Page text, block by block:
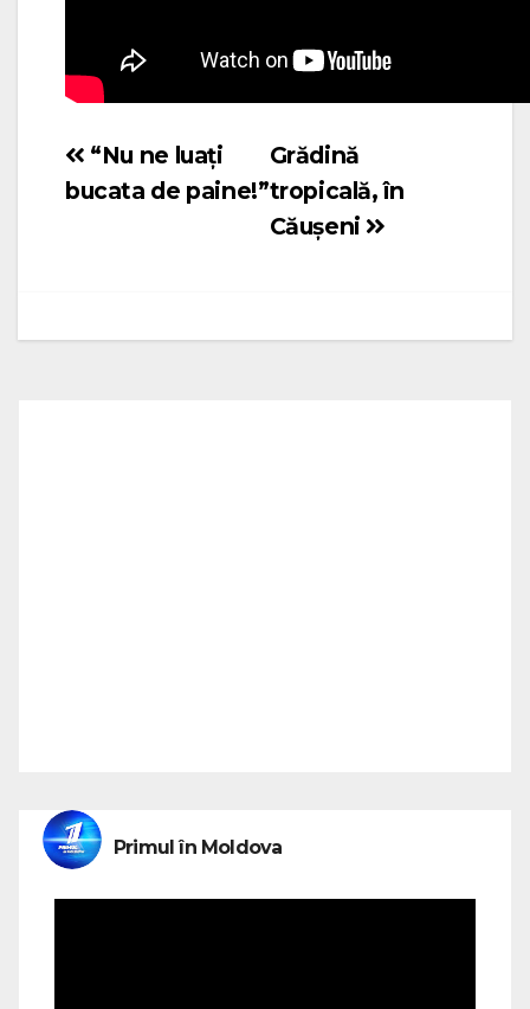
Navigare
în
Grădină
tropicală, în
Căușeni
“Nu ne luați
bucata de paine!”
Primul în Moldova